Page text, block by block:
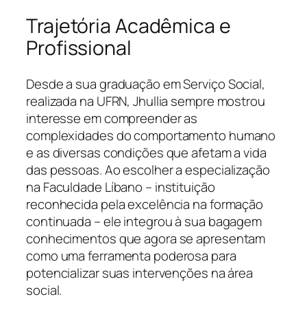
Trajetória Acadêmica e
Profissional
Desde a sua graduação em Serviço Social,
realizada na UFRN, Jhullia sempre mostrou
interesse em compreender as
complexidades do comportamento humano
e as diversas condições que afetam a vida
das pessoas. Ao escolher a especialização
na Faculdade Líbano – instituição
reconhecida pela excelência na formação
continuada – ele integrou à sua bagagem
conhecimentos que agora se apresentam
como uma ferramenta poderosa para
potencializar suas intervenções na área
social.